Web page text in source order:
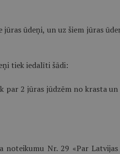
ūdeņi, un uz šiem jūras
tiek iedalīti šādi:
par 2 jūras jūdzēm no krasta
Nr. 29 «Par Latvijas